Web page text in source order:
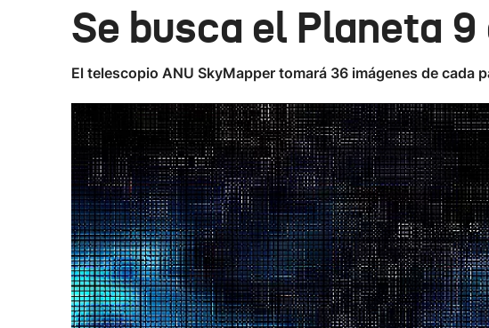
Se busca el Planeta
El telescopio ANU SkyMapper tomará 36 imágenes de cada